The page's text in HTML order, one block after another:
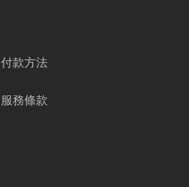
付款方法
服務條款